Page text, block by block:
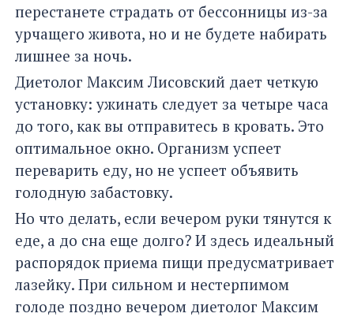
перестанете страдать от бессонницы из-за
урчащего живота, но и не будете набирать
лишнее за ночь.
Диетолог Максим Лисовский дает четкую
установку: ужинать следует за четыре часа
до того, как вы отправитесь в кровать. Это
оптимальное окно. Организм успеет
переварить еду, но не успеет объявить
голодную забастовку.
Но что делать, если вечером руки тянутся к
еде, а до сна еще долго? И здесь идеальный
распорядок приема пищи предусматривает
лазейку. При сильном и нестерпимом
голоде поздно вечером диетолог Максим